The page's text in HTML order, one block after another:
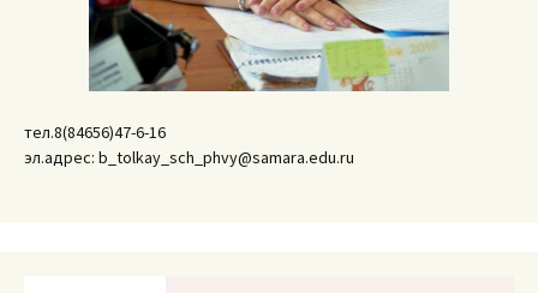
тел.8(84656)47-6-16
эл.адрес: b_tolkay_sch_phvy@samara.edu.ru